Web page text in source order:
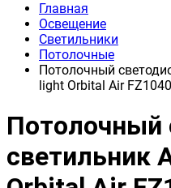
Главная
Освещение
Светильники
Потолочные
Потолочный
light Orbital Air FZ1040
Потолочный
светильник